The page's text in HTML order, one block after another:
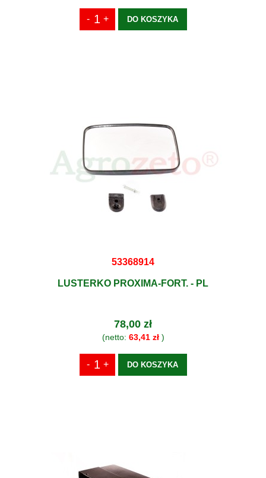
DO KOSZYKA
53368914
LUSTERKO PROXIMA-FORT. - PL
78,00 zł
(netto: 63,41 zł)
DO KOSZYKA